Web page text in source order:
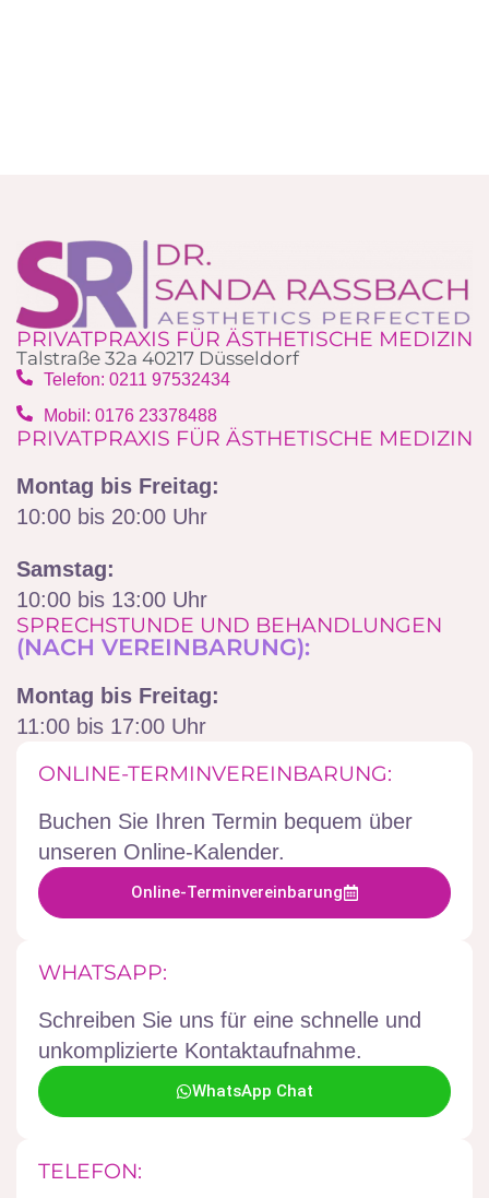
PRIVATPRAXIS FÜR ÄSTHETISCHE MEDIZIN
Talstraße 32a 40217 Düsseldorf
Telefon: 0211 97532434
Mobil: 0176 23378488‬
PRIVATPRAXIS FÜR ÄSTHETISCHE MEDIZIN
Montag bis Freitag:
10:00 bis 20:00 Uhr
Samstag:
10:00 bis 13:00 Uhr
SPRECHSTUNDE UND BEHANDLUNGEN
(NACH VEREINBARUNG):
Montag bis Freitag:
11:00 bis 17:00 Uhr
ONLINE-TERMINVEREINBARUNG:
Buchen Sie Ihren Termin bequem über
unseren Online-Kalender.
Online-Terminvereinbarung
WHATSAPP:
Schreiben Sie uns für eine schnelle und
unkomplizierte Kontaktaufnahme.
WhatsApp Chat
TELEFON: